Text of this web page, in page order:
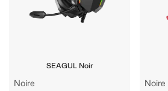
SEAGUL Noir
Noire Noire